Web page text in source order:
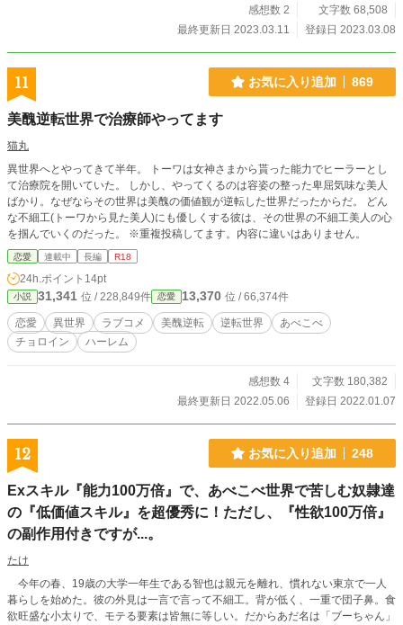
更新致します。 2023年4月20日に更新致します。 締切で
す。 それを守らない場合、見切って下さいませ。 掲示板
で徹底！ 警告2回) 「ハーメルン」(わやくちゃし過ぎて、撤
退！ 警告3回) 「カクヨム」(挿絵無し） 「アルファポリ
ス」 「ノベルピア＋」 の上記5サイトに掲載しておりま
物及び団体名とは一切関係ございません。 イラストはAI作
感想数 2
文字数 68,508
最終更新日 2023.03.11
登録日 2023.03.08
11 お気に入り追加 869
美醜逆転世界で治療師やってます
猫丸
異世界へとやってきて半年。 トーワは女神さまから貰った能力でヒーラーとし
て治療院を開いていた。 しかし、やってくるのは容姿の整った卑屈気味な美人
ばかり。なぜならその世界は美醜の価値観が逆転した世界だったからだ。 どん
な不細工(トーワから見た美人)にも優しくする彼は、その世界の不細工美人の心
を掴んでいくのだった。 ※重複投稿してます。内容に違いはありません。
恋愛 連載中 長編 R18
24h.ポイント 14pt
小説 31,341 位 / 228,849件 恋愛 13,370 位 / 66,374件
恋愛 異世界 ラブコメ 美醜逆転 逆転世界
あべこべ
チョロイン
ハーレム
感想数 4
文字数 180,382
最終更新日 2022.05.06
登録日 2022.01.07
12 お気に入り追加 248
Exスキル『能力100万倍』で、あべこべ世界で苦しむ奴隷達
の『低価値スキル』を超優秀に！ただし、『性欲100万倍』
の副作用付きですが...。
たけ
今年の春、19歳の大学一年生である智也は親元を離れ、慣れない東京で一人
暮らしを始めた。彼の外見は一言で言って不細工。背が低く、一重で団子鼻。食
欲旺盛な小太りで、モテる要素は皆無に等しい。だからあだ名は「ブーちゃん」